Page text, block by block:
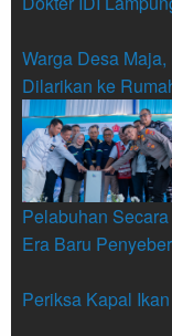
Warga Desa
Dilarikan ke
Pelabuhan
Era Baru
Periksa Kapal